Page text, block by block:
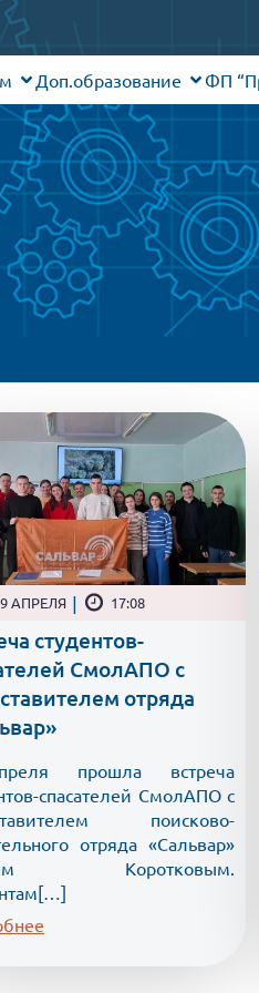
Доп.образование ФП
9 АПРЕЛЯ | 17:08
студентов-
СмолАПО с
отряда
прошла встреча
спасателей СмолАПО с
поисково-
отряда «Сальвар»
Коротковым.